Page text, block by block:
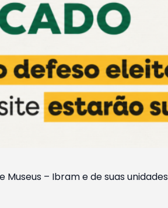
– Ibram e de suas